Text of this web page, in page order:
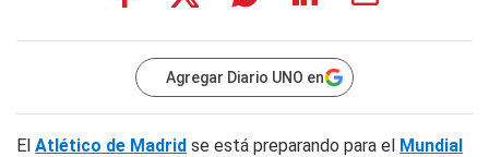
Agregar Diario UNO en
El Atlético de Madrid se está preparando para el Mundial